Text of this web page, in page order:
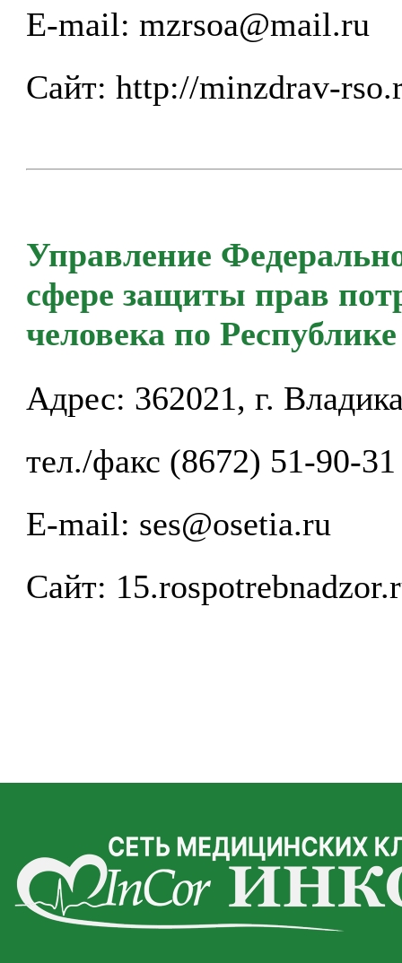
E-mail: mzrsoa@mail.ru
Сайт: http://minzdrav-
Управление
сфере защиты прав
человека по
Адрес: 362021, г.
тел./факс (8672) 51-90-31
E-mail: ses@osetia.ru
Сайт: